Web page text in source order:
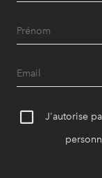
J'autorise